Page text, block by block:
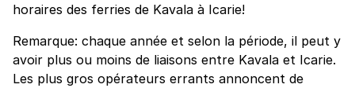
horaires des ferries de Kavala à Icarie!
Remarque: chaque année et selon la période, il peut y
avoir plus ou moins de liaisons entre Kavala et Icarie.
Les plus gros opérateurs errants annoncent de